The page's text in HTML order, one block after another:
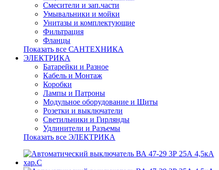
Смесители и зап.части
Умывальники и мойки
Унитазы и комплектующие
Фильтрация
Фланцы
Показать все САНТЕХНИКА
ЭЛЕКТРИКА
Батарейки и Разное
Кабель и Монтаж
Коробки
Лампы и Патроны
Модульное оборудование и Щиты
Розетки и выключатели
Светильники и Гирлянды
Удлинители и Разъемы
Показать все ЭЛЕКТРИКА